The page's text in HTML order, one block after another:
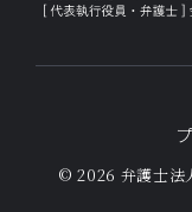
© 2026 弁護士